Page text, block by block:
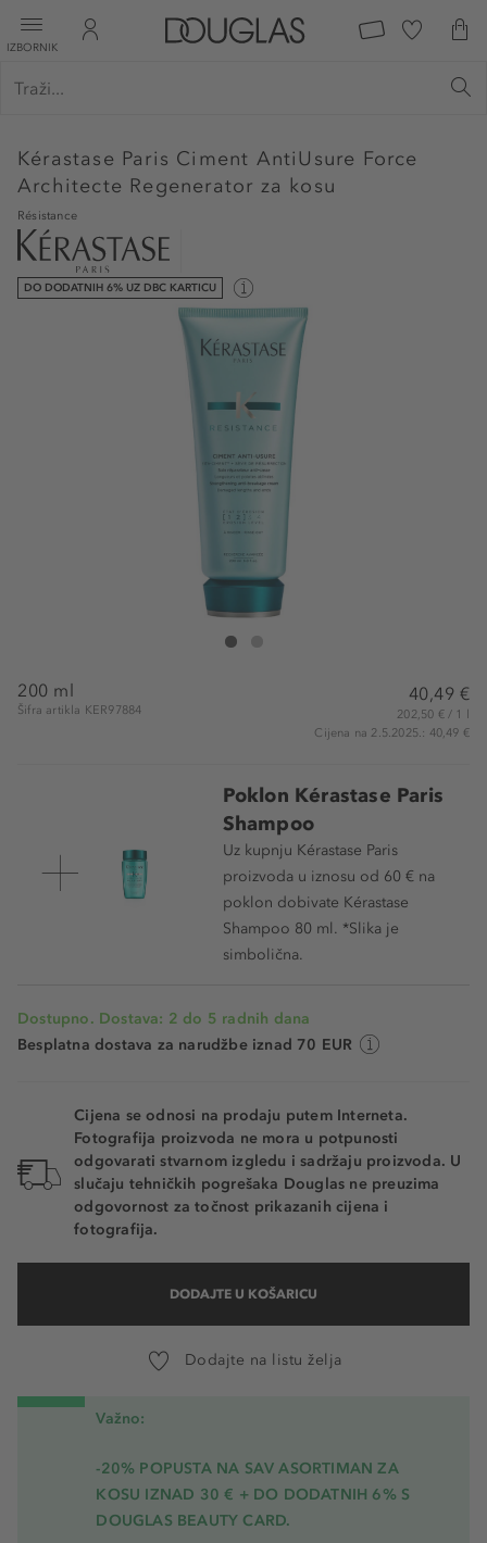
IZBORNIK
Kérastase Paris Ciment AntiUsure Force
Architecte Regenerator za kosu
Résistance
DO DODATNIH 6% UZ DBC KARTICU
Kérastase Paris Ciment Anti-Usure Force Architecte
200 ml
Šifra artikla KER97884
40,49 €
202,50 € / 1 l
Cijena na 2.5.2025.: 40,49 €
Poklon Kérastase Paris
Shampoo
Uz kupnju Kérastase Paris
proizvoda u iznosu od 60 € na
poklon dobivate Kérastase
Shampoo 80 ml. *Slika je
simbolična.
Dostupno. Dostava: 2 do 5 radnih dana
Besplatna dostava za narudžbe iznad 70 EUR
Cijena se odnosi na prodaju putem Interneta.
Fotografija proizvoda ne mora u potpunosti
odgovarati stvarnom izgledu i sadržaju proizvoda. U
slučaju tehničkih pogrešaka Douglas ne preuzima
odgovornost za točnost prikazanih cijena i
fotografija.
DODAJTE U KOŠARICU
Dodajte na listu želja
Važno:
-20% POPUSTA NA SAV ASORTIMAN ZA
KOSU IZNAD 30 € + DO DODATNIH 6% S
DOUGLAS BEAUTY CARD.